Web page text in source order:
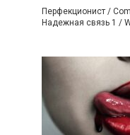
Перфекционист /
Надежная связь 1 /